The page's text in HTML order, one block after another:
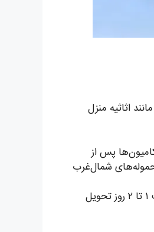
اثاثیه منزل
پس از
شمال‌غرب
زمان می‌برد. شهرهای نزدیک‌تر مانند وان یا ارزروم معمولاً ظرف ۱ تا ۲ روز تحویل